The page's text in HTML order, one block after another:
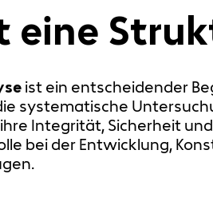
eine
ist ein entscheidender
systematische
Integrität, Sicherheit
bei der Entwicklung,